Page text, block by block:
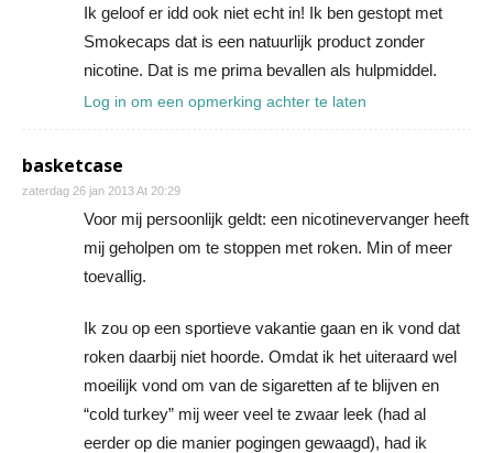
Ik geloof er idd ook niet echt in! Ik ben gestopt met
Smokecaps dat is een natuurlijk product zonder
nicotine. Dat is me prima bevallen als hulpmiddel.
Log in om een opmerking achter te laten
basketcase
zaterdag 26 jan 2013 At 20:29
Voor mij persoonlijk geldt: een nicotinevervanger heeft
mij geholpen om te stoppen met roken. Min of meer
toevallig.
Ik zou op een sportieve vakantie gaan en ik vond dat
roken daarbij niet hoorde. Omdat ik het uiteraard wel
moeilijk vond om van de sigaretten af te blijven en
“cold turkey” mij weer veel te zwaar leek (had al
eerder op die manier pogingen gewaagd), had ik